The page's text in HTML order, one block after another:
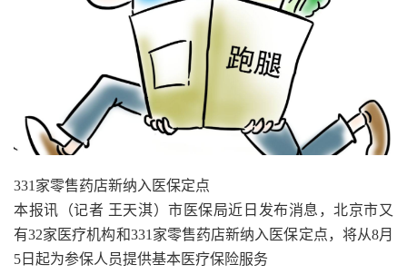
331家零售药店新纳入医保定点
本报讯（记者 王天淇）市医保局近日发布消息，北京市又
有32家医疗机构和331家零售药店新纳入医保定点，将从8月
5日起为参保人员提供基本医疗保险服务